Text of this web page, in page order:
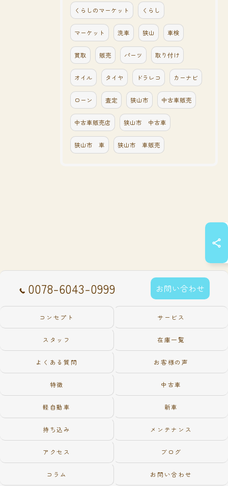
くらしのマーケット くらし
マーケット 洗車 狭山 車検
買取 販売 パーツ 取り付け
オイル タイヤ ドラレコ カーナビ
ローン 査定 狭山市 中古車販売
中古車販売店 狭山市 中古車
狭山市 車 狭山市 車販売
0078-6043-0999 お問い合わせ
コンセプト サービス
スタッフ 在庫一覧
よくある質問 お客様の声
特徴 中古車
軽自動車 新車
持ち込み メンテナンス
アクセス ブログ
コラム お問い合わせ